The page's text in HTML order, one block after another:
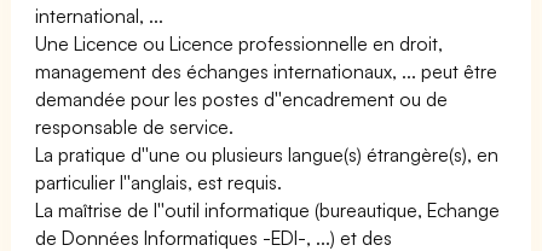
international, ...
Une Licence ou Licence professionnelle en droit,
management des échanges internationaux, ... peut être
demandée pour les postes d''encadrement ou de
responsable de service.
La pratique d''une ou plusieurs langue(s) étrangère(s), en
particulier l''anglais, est requis.
La maîtrise de l''outil informatique (bureautique, Echange
de Données Informatiques -EDI-, ...) et des